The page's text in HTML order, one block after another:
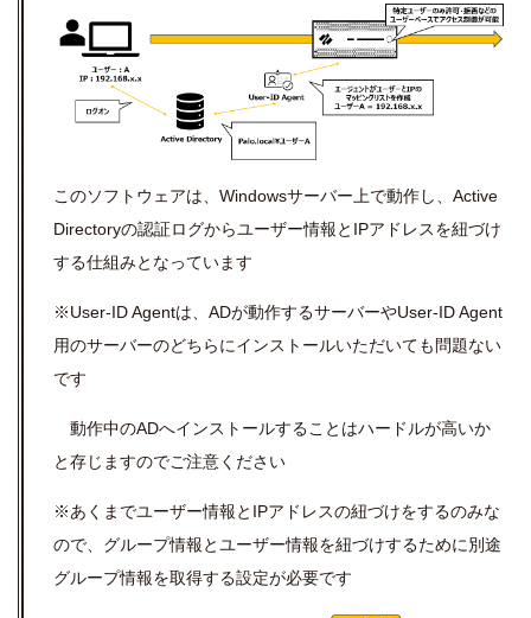
このソフトウェアは、Windowsサーバー上で動作し、Active
Directoryの認証ログからユーザー情報とIPアドレスを紐づけ
する仕組みとなっています
※User-ID Agentは、ADが動作するサーバーやUser-ID Agent
用のサーバーのどちらにインストールいただいても問題ない
です
動作中のADへインストールすることはハードルが高いか
と存じますのでご注意ください
※あくまでユーザー情報とIPアドレスの紐づけをするのみな
ので、グループ情報とユーザー情報を紐づけするために別途
グループ情報を取得する設定が必要です